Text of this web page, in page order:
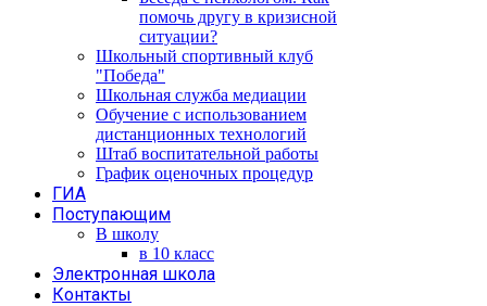
помочь другу в кризисной
ситуации?
Школьный спортивный клуб
"Победа"
Школьная служба медиации
Обучение с использованием
дистанционных технологий
Штаб воспитательной работы
График оценочных процедур
ГИА
Поступающим
В школу
в 10 класс
Электронная школа
Контакты